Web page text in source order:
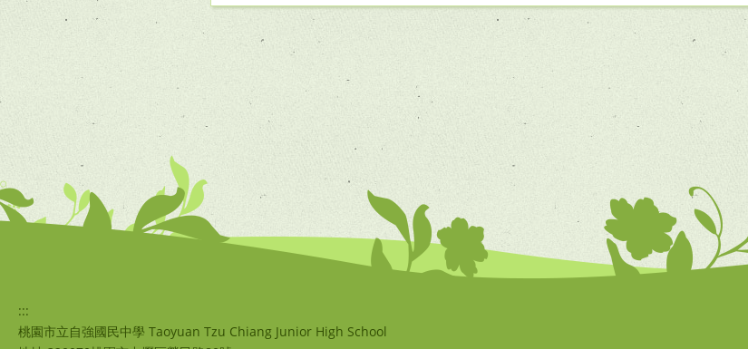
:::
桃園市立自強國民中學 Taoyuan Tzu Chiang Junior High School